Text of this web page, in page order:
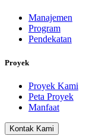
Manajemen
Program
Pendekatan
Proyek
Proyek Kami
Peta Proyek
Manfaat
Kontak Kami